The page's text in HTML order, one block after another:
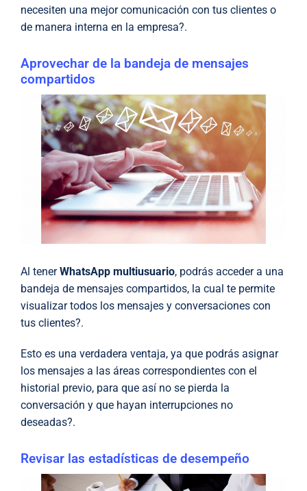
necesiten una mejor comunicación con tus clientes o
de manera interna en la empresa?.
Aprovechar de la bandeja de mensajes
compartidos
Al tenerWhatsApp multiusuario, podrás acceder a una
bandeja de mensajes compartidos, la cual te permite
visualizar todos los mensajes y conversaciones con
tus clientes?.
Esto es una verdadera ventaja, ya que podrás asignar
los mensajes a las áreas correspondientes con el
historial previo, para que así no se pierda la
conversación y que hayan interrupciones no
deseadas?.
Revisar las estadísticas de desempeño